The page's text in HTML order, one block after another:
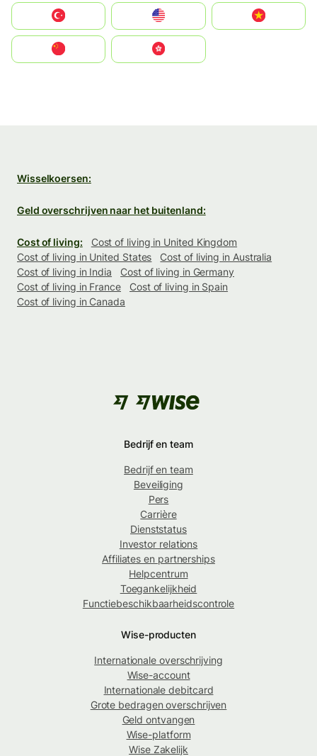
United States
中國香港特別行政區
Wisselkoersen:
Geld overschrijven naar het buitenland:
Cost of living:
Cost of living in United Kingdom
Cost of living in United States
Cost of living in Australia
Cost of living in India
Cost of living in Germany
Cost of living in France
Cost of living in Spain
Cost of living in Canada
Bedrijf en team
Bedrijf en team
Beveiliging
Pers
Carrière
Dienststatus
Investor relations
Affiliates en partnerships
Helpcentrum
Toegankelijkheid
Functiebeschikbaarheidscontrole
Wise-producten
Internationale overschrijving
Wise-account
Internationale debitcard
Grote bedragen overschrijven
Geld ontvangen
Wise-platform
Wise Zakelijk